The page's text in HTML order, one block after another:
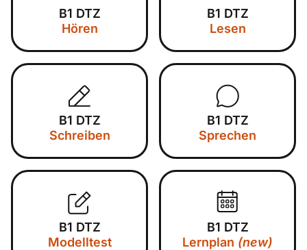
B1 DTZ
Hören
B1 DTZ
Lesen
B1 DTZ
Schreiben
B1 DTZ
Sprechen
B1 DTZ
Modelltest
B1 DTZ
Lernplan (new)